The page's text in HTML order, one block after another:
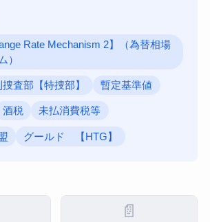
Rate Mechanism 2】（為替相場
）
査部【特捜部】 暫定基準値
酒税 未払消費税等
グールド 【HTG】
📄